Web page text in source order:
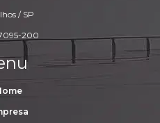
/ SP
200